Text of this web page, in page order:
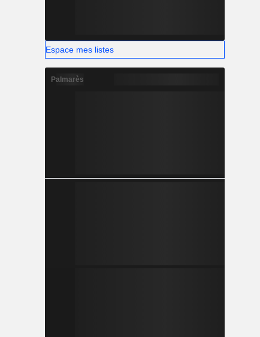
Espace mes listes
Palmarès